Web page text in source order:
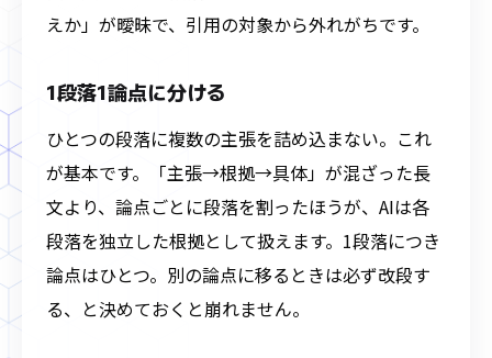
えか」が曖昧で、引用の対象から外れがちです。
1段落1論点に分ける
ひとつの段落に複数の主張を詰め込まない。これ
が基本です。「主張→根拠→具体」が混ざった長
文より、論点ごとに段落を割ったほうが、AIは各
段落を独立した根拠として扱えます。1段落につき
論点はひとつ。別の論点に移るときは必ず改段す
る、と決めておくと崩れません。